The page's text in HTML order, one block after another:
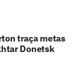
traça metas
Donetsk